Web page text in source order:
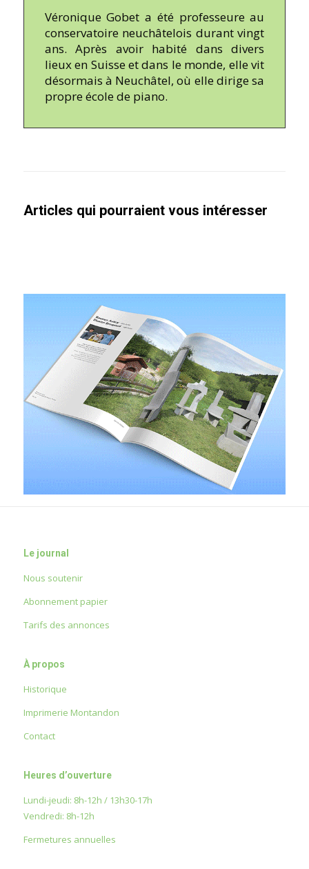
Véronique Gobet a été professeure au
conservatoire neuchâtelois durant vingt
ans. Après avoir habité dans divers
lieux en Suisse et dans le monde, elle vit
désormais à Neuchâtel, où elle dirige sa
propre école de piano.
Articles qui pourraient vous intéresser
Le journal
Nous soutenir
Abonnement papier
Tarifs des annonces
À propos
Historique
Imprimerie Montandon
Contact
Heures d’ouverture
Lundi-jeudi: 8h-12h / 13h30-17h
Vendredi: 8h-12h
Fermetures annuelles